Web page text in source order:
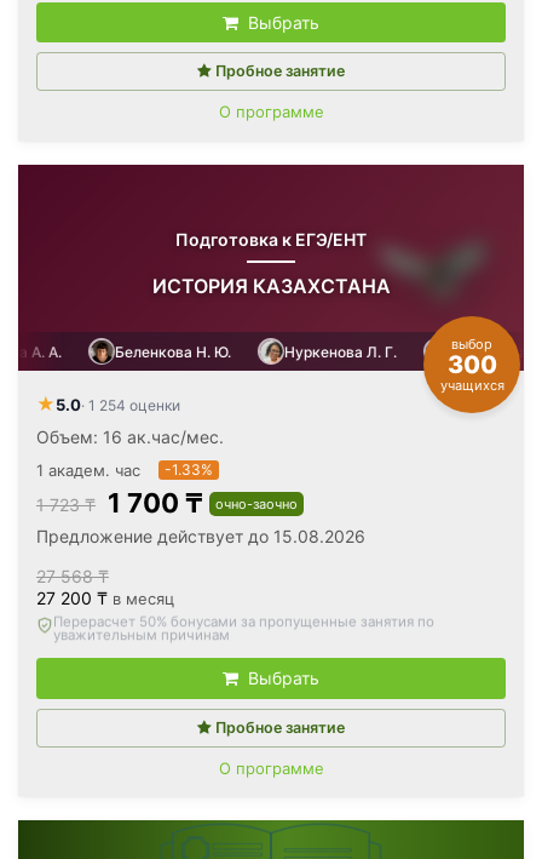
Выбрать
Пробное занятие
О программе
Подготовка к ЕГЭ/ЕНТ
ИСТОРИЯ КАЗАХСТАНА
выбор
300
учащихся
Беленкова Н. Ю. Нуркенова Л. Г. Усольцева А. А.
★5.0· 1 254 оценки
Объем: 16 ак.час/мес.
1 академ. час -1.33%
1 723 ₸ 1 700 ₸ очно-заочно
Предложение действует до 15.08.2026
27 568 ₸
27 200 ₸ в месяц
Вернём все оплаченные деньги, если откажетесь после
первого занятия
Выбрать
Пробное занятие
О программе